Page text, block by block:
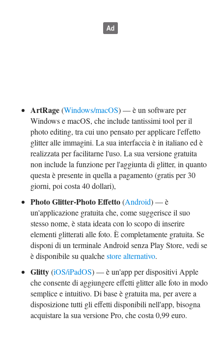
ArtRage(Windows/macOS) — è un software per
Windows e macOS, che include tantissimi tool per il
photo editing, tra cui uno pensato per applicare l'effetto
glitter alle immagini. La sua interfaccia è in italiano ed è
realizzata per facilitarne l'uso. La sua versione gratuita
non include la funzione per l'aggiunta di glitter, in quanto
questa è presente in quella a pagamento (gratis per 30
giorni, poi costa 40 dollari),
Photo Glitter-Photo Effetto(Android) — è
un'applicazione gratuita che, come suggerisce il suo
stesso nome, è stata ideata con lo scopo di inserire
elementi glitterati alle foto. È completamente gratuita. Se
disponi di un terminale Android senza Play Store, vedi se
è disponibile su qualchestore alternativo.
Glitty(iOS/iPadOS) — è un'app per dispositivi Apple
che consente di aggiungere effetti glitter alle foto in modo
semplice e intuitivo. Di base è gratuita ma, per avere a
disposizione tutti gli effetti disponibili nell'app, bisogna
acquistare la sua versione Pro, che costa 0,99 euro.